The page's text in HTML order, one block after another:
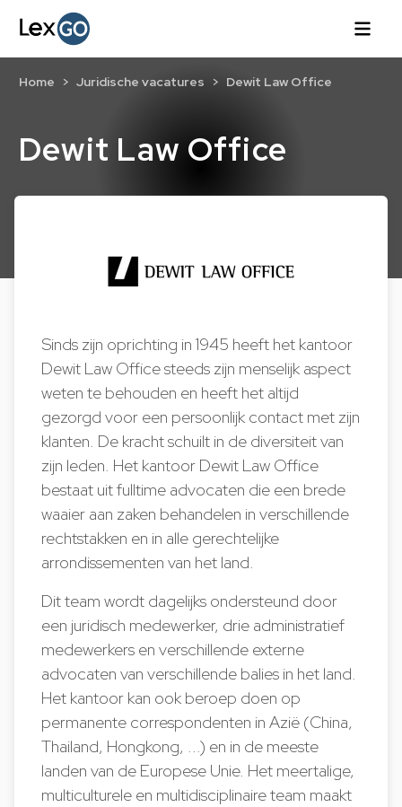
Dewit Law Office
Home Juridische vacatures Dewit Law Office
Sinds zijn oprichting in 1945 heeft het kantoor
Dewit Law Office steeds zijn menselijk aspect
weten te behouden en heeft het altijd
gezorgd voor een persoonlijk contact met zijn
klanten. De kracht schuilt in de diversiteit van
zijn leden. Het kantoor Dewit Law Office
bestaat uit fulltime advocaten die een brede
waaier aan zaken behandelen in verschillende
rechtstakken en in alle gerechtelijke
arrondissementen van het land.
Dit team wordt dagelijks ondersteund door
een juridisch medewerker, drie administratief
medewerkers en verschillende externe
advocaten van verschillende balies in het land.
Het kantoor kan ook beroep doen op
permanente correspondenten in Azië (China,
Thailand, Hongkong, ...) en in de meeste
landen van de Europese Unie. Het meertalige,
multiculturele en multidisciplinaire team maakt